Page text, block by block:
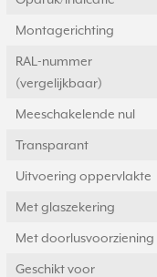
Montagerichting
RAL-nummer
(vergelijkbaar)
Meeschakelende nul
Transparant
Uitvoering oppervlakte
Met glaszekering
Met doorlusvoorziening
Geschikt voor